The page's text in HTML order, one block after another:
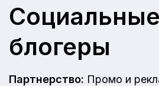
блогеры
Партнерство: Промо и